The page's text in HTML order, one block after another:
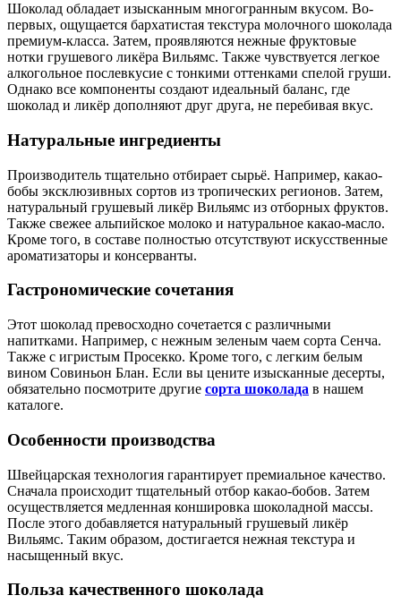
Шоколад обладает изысканным многогранным вкусом. Во-
первых, ощущается бархатистая текстура молочного шоколада
премиум-класса. Затем, проявляются нежные фруктовые
нотки грушевого ликёра Вильямс. Также чувствуется легкое
алкогольное послевкусие с тонкими оттенками спелой груши.
Однако все компоненты создают идеальный баланс, где
шоколад и ликёр дополняют друг друга, не перебивая вкус.
Натуральные ингредиенты
Производитель тщательно отбирает сырьё. Например, какао-
бобы эксклюзивных сортов из тропических регионов. Затем,
натуральный грушевый ликёр Вильямс из отборных фруктов.
Также свежее альпийское молоко и натуральное какао-масло.
Кроме того, в составе полностью отсутствуют искусственные
ароматизаторы и консерванты.
Гастрономические сочетания
Этот шоколад превосходно сочетается с различными
напитками. Например, с нежным зеленым чаем сорта Сенча.
Также с игристым Просекко. Кроме того, с легким белым
вином Совиньон Блан. Если вы цените изысканные десерты,
обязательно посмотрите другие сорта шоколада в нашем
каталоге.
Особенности производства
Швейцарская технология гарантирует премиальное качество.
Сначала происходит тщательный отбор какао-бобов. Затем
осуществляется медленная коншировка шоколадной массы.
После этого добавляется натуральный грушевый ликёр
Вильямс. Таким образом, достигается нежная текстура и
насыщенный вкус.
Польза качественного шоколада